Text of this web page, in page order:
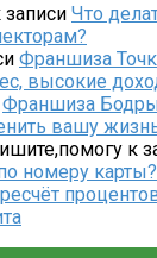
записи Что
Франшиза
высокие
Франшиза
вашу
к
номеру карты?